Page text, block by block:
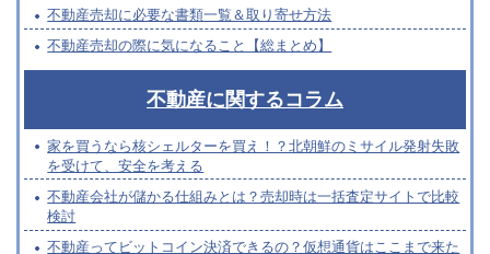
不動産売却に必要な書類一覧＆取り寄せ方法
不動産売却の際に気になること【総まとめ】
不動産に関するコラム
家を買うなら核シェルターを買え！？北朝鮮のミサイル発射失敗
を受けて、安全を考える
不動産会社が儲かる仕組みとは？売却時は一括査定サイトで比較
検討
不動産ってビットコイン決済できるの？仮想通貨はここまで来た